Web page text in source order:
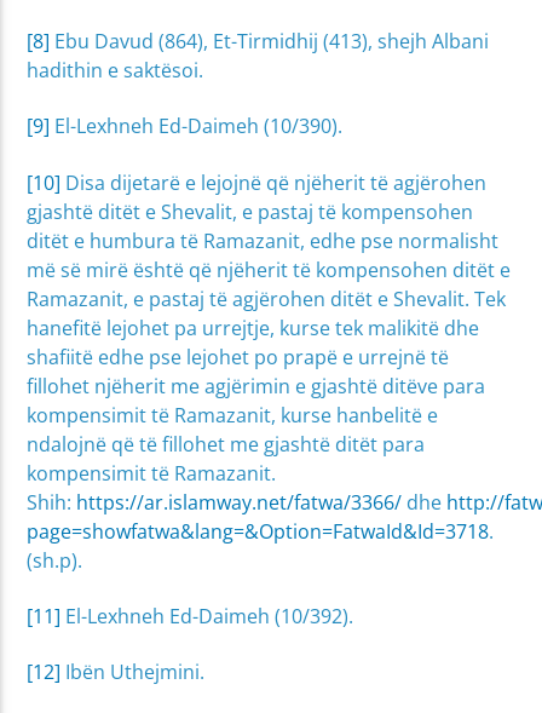
[8] Ebu Davud (864), Et-Tirmidhij (413), shejh Albani
hadithin e saktësoi.
[9] El-Lexhneh Ed-Daimeh (10/390).
[10] Disa dijetarë e lejojnë që njëherit të agjërohen
gjashtë ditët e Shevalit, e pastaj të kompensohen
ditët e humbura të Ramazanit, edhe pse normalisht
më së mirë është që njëherit të kompensohen ditët e
Ramazanit, e pastaj të agjërohen ditët e Shevalit. Tek
hanefitë lejohet pa urrejtje, kurse tek malikitë dhe
shafiitë edhe pse lejohet po prapë e urrejnë të
fillohet njëherit me agjërimin e gjashtë ditëve para
kompensimit të Ramazanit, kurse hanbelitë e
ndalojnë që të fillohet me gjashtë ditët para
kompensimit të Ramazanit.
Shih: https://ar.islamway.net/fatwa/3366/ dhe http://
page=showfatwa&lang=&Option=FatwaId&Id=3718.
(sh.p).
[11] El-Lexhneh Ed-Daimeh (10/392).
[12] Ibën Uthejmini.